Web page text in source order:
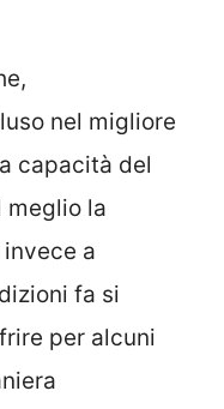
nel migliore
capacità del
meglio la
a
fa si
per alcuni